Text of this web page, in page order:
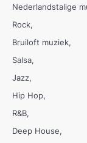
Nederlandstalige
Rock
Bruiloft muziek
Salsa
Jazz
Hip Hop
R&B
Deep House